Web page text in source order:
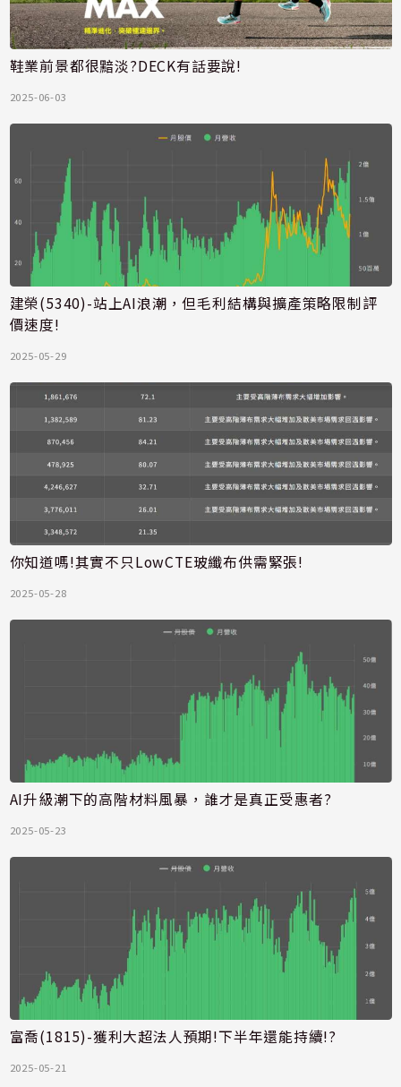
鞋業前景都很黯淡?DECK有話要說!
2025-06-03
建榮(5340)-站上AI浪潮，但毛利結構與擴產策略限制評
價速度!
2025-05-29
你知道嗎!其實不只LowCTE玻纖布供需緊張!
2025-05-28
AI升級潮下的高階材料風暴，誰才是真正受惠者?
2025-05-23
富喬(1815)-獲利大超法人預期!下半年還能持續!?
2025-05-21